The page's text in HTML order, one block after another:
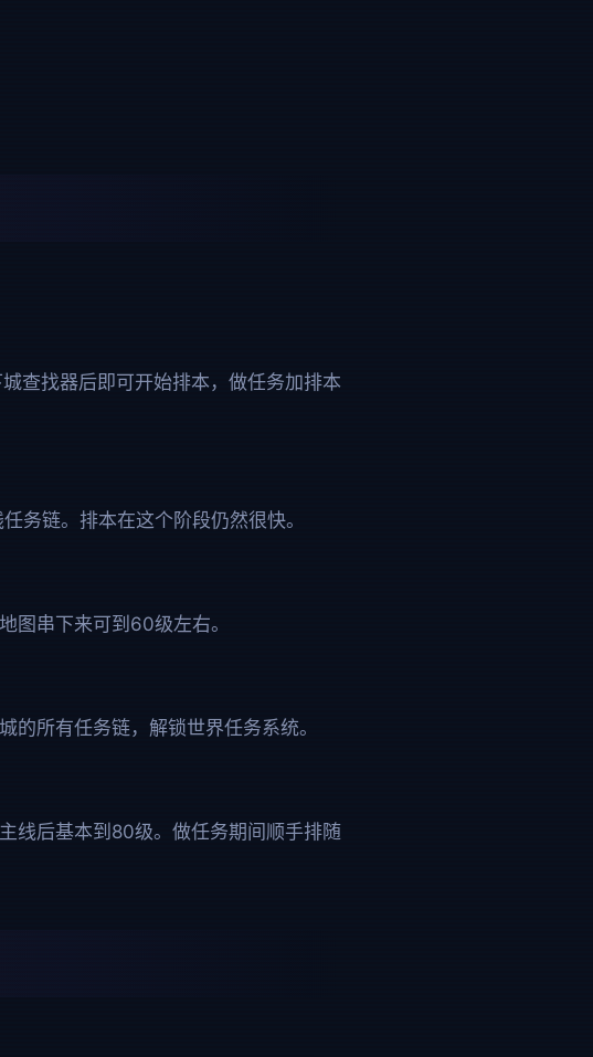
查找器后即可开始排本，做任务加排本
务链。排本在这个阶段仍然很快。
图串下来可到60级左右。
所有任务链，解锁世界任务系统。
线后基本到80级。做任务期间顺手排随